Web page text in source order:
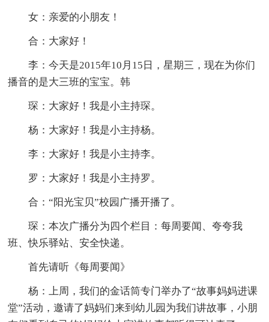
女：亲爱的小朋友！
合：大家好！
李：今天是2015年10月15日，星期三，现在为你们
播音的是大三班的宝宝。韩
琛：大家好！我是小主持琛。
杨：大家好！我是小主持杨。
李：大家好！我是小主持李。
罗：大家好！我是小主持罗。
合：“阳光宝贝”校园广播开播了。
琛：本次广播分为四个栏目：每周要闻、夸夸我
班、快乐驿站、安全快递。
首先请听《每周要闻》
杨：上周，我们的金话筒专门举办了“故事妈妈进课
堂”活动，邀请了妈妈们来到幼儿园为我们讲故事，小朋